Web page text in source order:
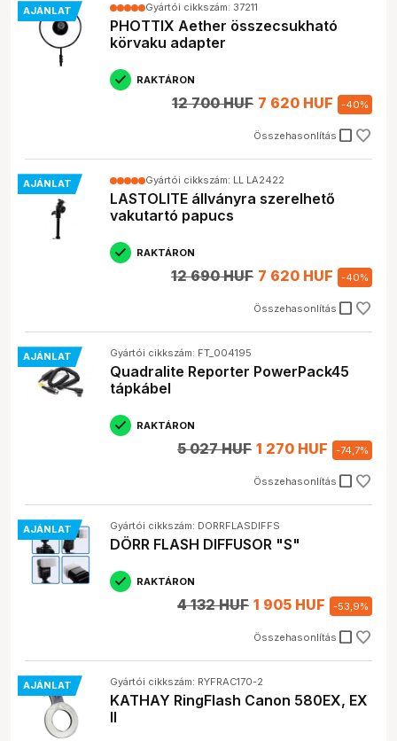
AJÁNLAT Gyártói cikkszám: 37211
PHOTTIX Aether összecsukható
körvaku adapter
RAKTÁRON
Összehasonlítás check_box_outline_blank
12 700 HUF 7 620 HUF -40%
AJÁNLAT Gyártói cikkszám: LL LA2422
LASTOLITE állványra szerelhető
vakutartó papucs
RAKTÁRON
Összehasonlítás check_box_outline_blank
12 690 HUF 7 620 HUF -40%
AJÁNLAT Gyártói cikkszám: FT_004195
Quadralite Reporter PowerPack45
tápkábel
RAKTÁRON
Összehasonlítás check_box_outline_blank
5 027 HUF 1 270 HUF -74,7%
AJÁNLAT Gyártói cikkszám: DORRFLASDIFFS
DÖRR FLASH DIFFUSOR "S"
RAKTÁRON
Összehasonlítás check_box_outline_blank
4 132 HUF 1 905 HUF -53,9%
AJÁNLAT Gyártói cikkszám: RYFRAC170-2
KATHAY RingFlash Canon 580EX, EX
II